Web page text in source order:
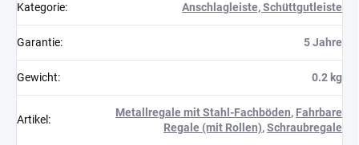
Kategorie: Anschlagleiste, Schüttgutleiste
Garantie: 5 Jahre
Gewicht: 0.2 kg
Artikel :
Metallregale mit Stahl-Fachböden, Fahrbare
Regale (mit Rollen),Schraubregale